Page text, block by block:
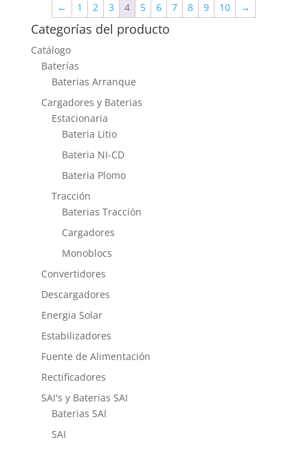
← 1 2 3 4 5 6 7 8 9 10 →
Categorías del producto
Catálogo
Baterías
Baterias Arranque
Cargadores y Baterias
Estacionaria
Bateria Litio
Bateria NI-CD
Bateria Plomo
Tracción
Baterias Tracción
Cargadores
Monoblocs
Convertidores
Descargadores
Energia Solar
Estabilizadores
Fuente de Alimentación
Rectificadores
SAI's y Baterias SAI
Baterias SAI
SAI